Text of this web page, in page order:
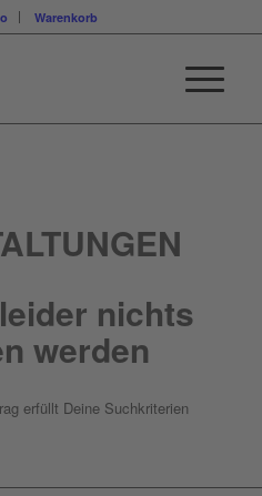
Warenkorb
nichts
werden
erfüllt Deine Suchkriterien